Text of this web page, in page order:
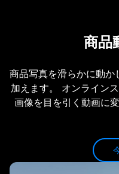
商品
商品写真を滑らかに動か
加えます。 オンライン
画像を目を引く動画に